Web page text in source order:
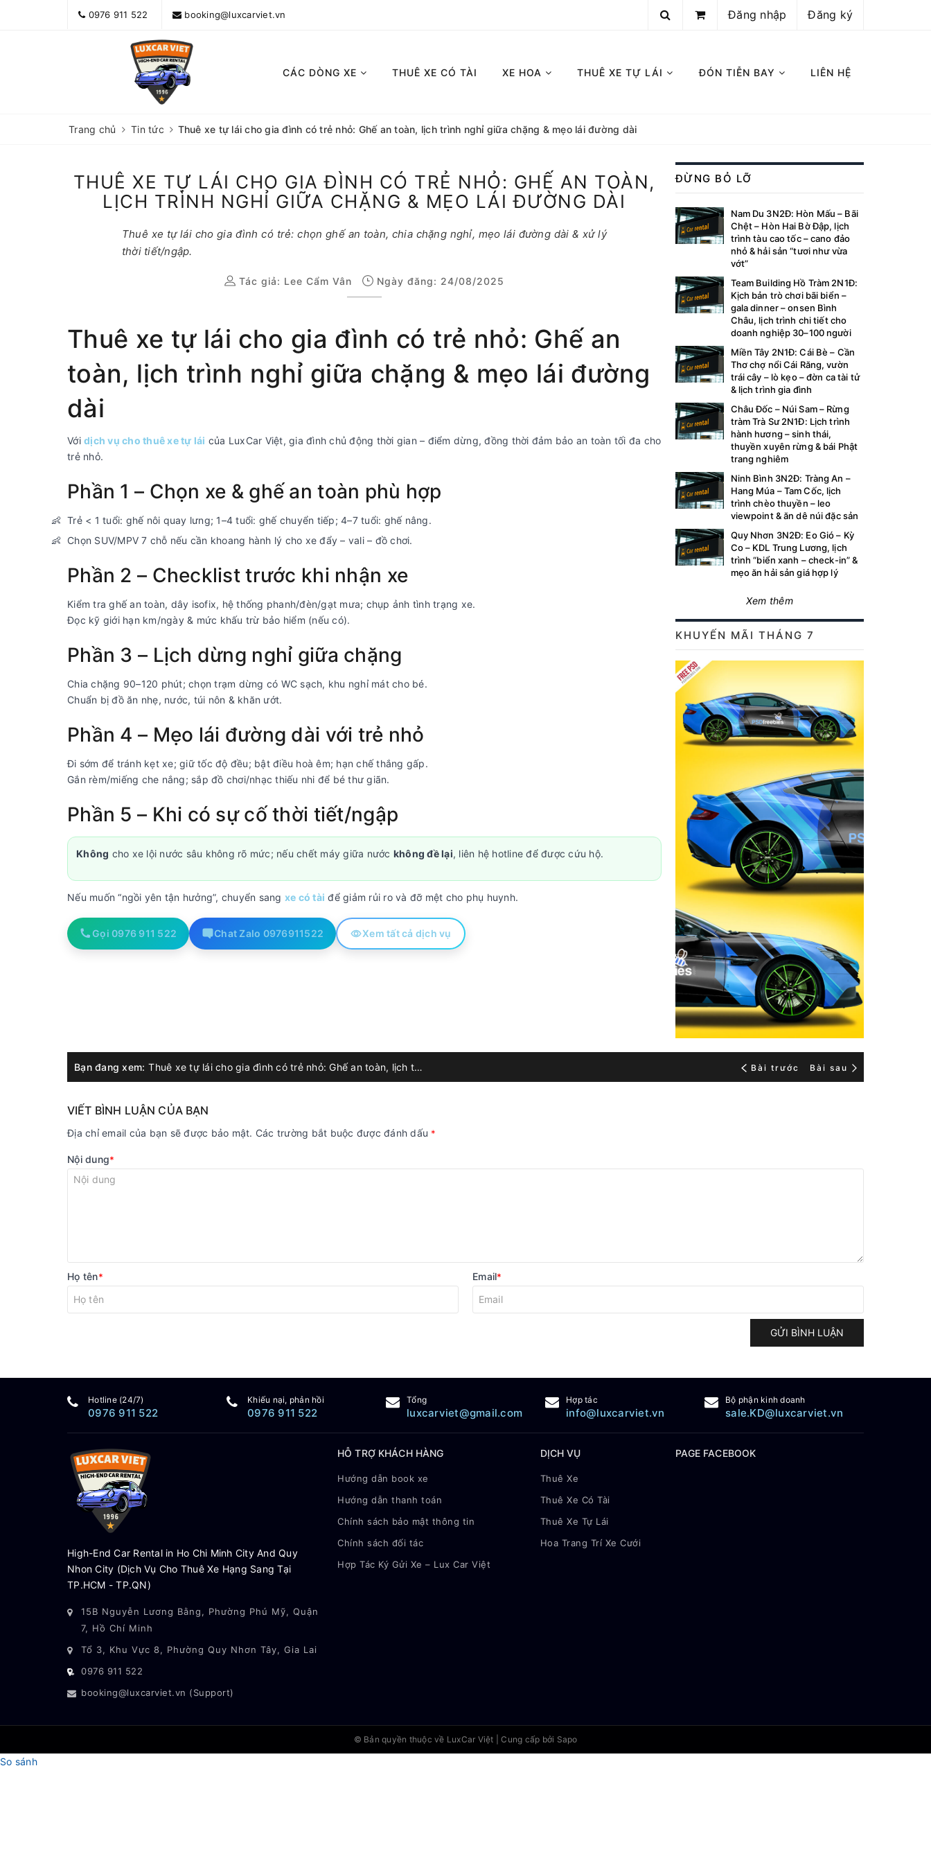
0976 911 522 booking@luxcarviet.vn Đăng ký
Đăng nhập
CÁC DÒNG XE THUÊ XE CÓ TÀI XE HOA THUÊ XE TỰ LÁI ĐÓN TIỄN BAY LIÊN HỆ
Trang chủ Tin tức Thuê xe tự lái cho gia đình có trẻ nhỏ: Ghế an toàn, lịch trình nghỉ giữa chặng & mẹo lái đường dài
THUÊ XE TỰ LÁI CHO GIA ĐÌNH CÓ TRẺ NHỎ: GHẾ AN TOÀN,
LỊCH TRÌNH NGHỈ GIỮA CHẶNG & MẸO LÁI ĐƯỜNG DÀI
Thuê xe tự lái cho gia đình có trẻ: chọn ghế an toàn, chia chặng nghỉ, mẹo lái đường dài & xử lý
thời tiết/ngập.
Tác giả: Lee Cẩm Vân Ngày đăng: 24/08/2025
Thuê xe tự lái cho gia đình có trẻ nhỏ: Ghế an
toàn, lịch trình nghỉ giữa chặng & mẹo lái đường
dài
Với dịch vụ cho thuê xe tự lái của LuxCar Việt, gia đình chủ động thời gian – điểm dừng, đồng thời đảm bảo an toàn tối đa cho
trẻ nhỏ.
Phần 1 – Chọn xe & ghế an toàn phù hợp
Trẻ < 1 tuổi: ghế nôi quay lưng; 1–4 tuổi: ghế chuyển tiếp; 4–7 tuổi: ghế nâng.
Chọn SUV/MPV 7 chỗ nếu cần khoang hành lý cho xe đẩy – vali – đồ chơi.
Phần 2 – Checklist trước khi nhận xe
Kiểm tra ghế an toàn, dây isofix, hệ thống phanh/đèn/gạt mưa; chụp ảnh tình trạng xe.
Đọc kỹ giới hạn km/ngày & mức khấu trừ bảo hiểm (nếu có).
Phần 3 – Lịch dừng nghỉ giữa chặng
Chia chặng 90–120 phút; chọn trạm dừng có WC sạch, khu nghỉ mát cho bé.
Chuẩn bị đồ ăn nhẹ, nước, túi nôn & khăn ướt.
Phần 4 – Mẹo lái đường dài với trẻ nhỏ
Đi sớm để tránh kẹt xe; giữ tốc độ đều; bật điều hoà êm; hạn chế thắng gấp.
Gắn rèm/miếng che nắng; sắp đồ chơi/nhạc thiếu nhi để bé thư giãn.
Phần 5 – Khi có sự cố thời tiết/ngập
Không cho xe lội nước sâu không rõ mức; nếu chết máy giữa nước không đề lại, liên hệ hotline để được cứu hộ.
Nếu muốn “ngồi yên tận hưởng”, chuyển sang xe có tài để giảm rủi ro và đỡ mệt cho phụ huynh.
Gọi 0976 911 522 Chat Zalo 0976911522 Xem tất cả dịch vụ
ĐỪNG BỎ LỠ
Nam Du 3N2Đ: Hòn Mấu – Bãi
Chệt – Hòn Hai Bờ Đập, lịch
trình tàu cao tốc – cano đảo
nhỏ & hải sản “tươi như vừa
vớt”
Team Building Hồ Tràm 2N1Đ:
Kịch bản trò chơi bãi biển –
gala dinner – onsen Bình
Châu, lịch trình chi tiết cho
doanh nghiệp 30–100 người
Miền Tây 2N1Đ: Cái Bè – Cần
Thơ chợ nổi Cái Răng, vườn
trái cây – lò kẹo – đờn ca tài tử
& lịch trình gia đình
Châu Đốc – Núi Sam – Rừng
tràm Trà Sư 2N1Đ: Lịch trình
hành hương – sinh thái,
thuyền xuyên rừng & bái Phật
trang nghiêm
Ninh Bình 3N2Đ: Tràng An –
Hang Múa – Tam Cốc, lịch
trình chèo thuyền – leo
viewpoint & ăn dê núi đặc sản
Quy Nhơn 3N2Đ: Eo Gió – Kỳ
Co – KDL Trung Lương, lịch
trình “biển xanh – check-in” &
mẹo ăn hải sản giá hợp lý
Xem thêm
KHUYẾN MÃI THÁNG 7
Bạn đang xem: Thuê xe tự lái cho gia đình có trẻ nhỏ: Ghế an toàn, lịch trình nghỉ giữa chặng & mẹo lái đường dài Bài trước Bài sau
VIẾT BÌNH LUẬN CỦA BẠN
Địa chỉ email của bạn sẽ được bảo mật. Các trường bắt buộc được đánh dấu *
Nội dung*
Họ tên* Email*
GỬI BÌNH LUẬN
Hotline (24/7)
0976 911 522
Khiếu nại, phản hồi
0976 911 522
Tổng
luxcarviet@gmail.com
Hợp tác
info@luxcarviet.vn
Bộ phận kinh doanh
sale.KD@luxcarviet.vn
High-End Car Rental in Ho Chi Minh City And Quy
Nhon City (Dịch Vụ Cho Thuê Xe Hạng Sang Tại
TP.HCM - TP.QN)
15B Nguyễn Lương Bằng, Phường Phú Mỹ, Quận
7, Hồ Chí Minh
Tổ 3, Khu Vực 8, Phường Quy Nhơn Tây, Gia Lai
0976 911 522
booking@luxcarviet.vn (Support)
HỖ TRỢ KHÁCH HÀNG
Hướng dẫn book xe
Hướng dẫn thanh toán
Chính sách bảo mật thông tin
Chính sách đối tác
Hợp Tác Ký Gửi Xe – Lux Car Việt
DỊCH VỤ
Thuê Xe
Thuê Xe Có Tài
Thuê Xe Tự Lái
Hoa Trang Trí Xe Cưới
PAGE FACEBOOK
© Bản quyền thuộc về LuxCar Việt Cung cấp bởi Sapo
So sánh